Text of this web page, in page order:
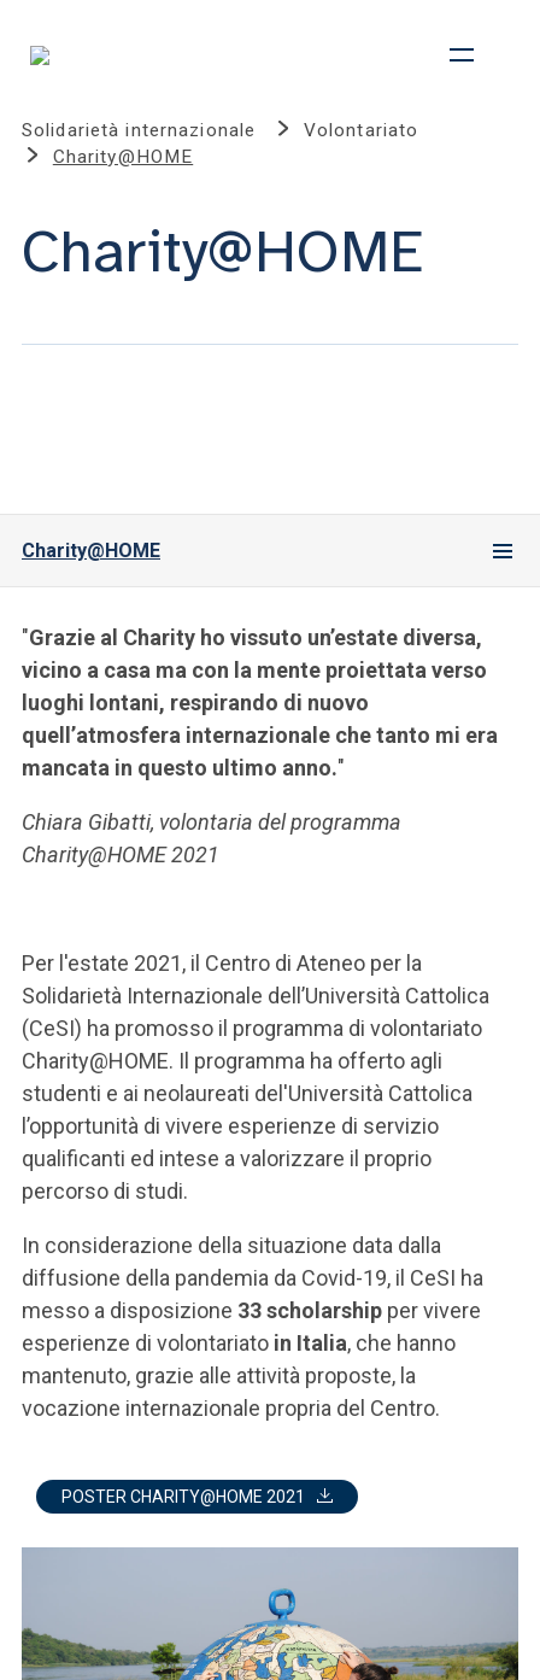
Solidarietà internazionale
Volontariato
Charity@HOME
Charity@HOME
Charity@HOME
"Grazie al Charity ho vissuto un’estate diversa,
vicino a casa ma con la mente proiettata verso
luoghi lontani, respirando di nuovo
quell’atmosfera internazionale che tanto mi era
mancata in questo ultimo anno."
Chiara Gibatti, volontaria del programma
Charity@HOME 2021
Per l'estate 2021, il Centro di Ateneo per la
Solidarietà Internazionale dell’Università Cattolica
(CeSI) ha promosso il programma di volontariato
Charity@HOME. Il programma ha offerto agli
studenti e ai neolaureati del'Università Cattolica
l’opportunità di vivere esperienze di servizio
qualificanti ed intese a valorizzare il proprio
percorso di studi.
In considerazione della situazione data dalla
diffusione della pandemia da Covid-19, il CeSI ha
messo a disposizione 33 scholarship per vivere
esperienze di volontariato in Italia, che hanno
mantenuto, grazie alle attività proposte, la
vocazione internazionale propria del Centro.
POSTER CHARITY@HOME 2021